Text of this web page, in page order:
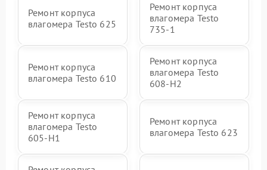
Ремонт корпуса
влагомера Testo 625
Ремонт корпуса
влагомера Testo
735-1
Ремонт корпуса
влагомера Testo 610
Ремонт корпуса
влагомера Testo
608-H2
Ремонт корпуса
влагомера Testo
605-H1
Ремонт корпуса
влагомера Testo 623